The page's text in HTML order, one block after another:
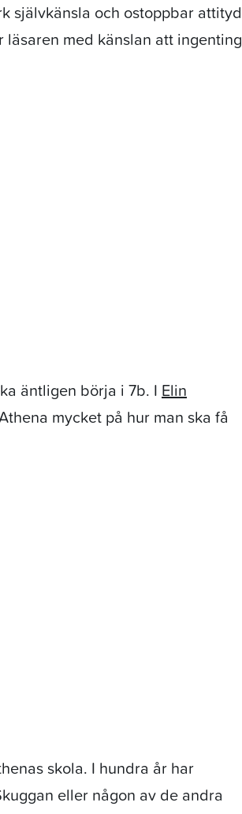
självkänsla och ostoppbar attityd
med känslan att ingenting
äntligen börja i 7b. I Elin
mycket på hur man ska få
skola. I hundra år har
eller någon av de andra